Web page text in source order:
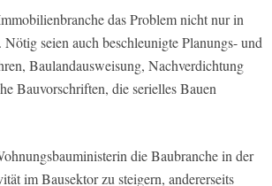
das Problem nicht nur in
seien auch beschleunigte Planungs- und
Baulandausweisung, Nachverdichtung
Bauvorschriften, die serielles Bauen
die Baubranche in der
im Bausektor zu steigern, andererseits